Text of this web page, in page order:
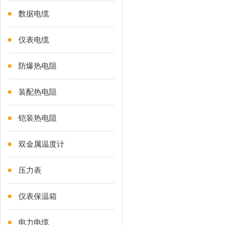
数据电缆
仪表电缆
防爆热电阻
装配热电阻
铠装热电阻
双金属温度计
压力表
仪表保温箱
电力电缆